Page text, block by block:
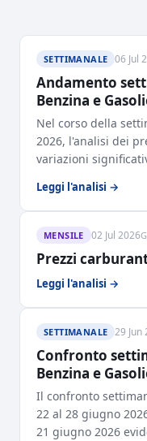
SETTIMANALE 06 Jul
Andamento
Benzina e
Nel corso della
2026, l'analisi dei
variazioni
Leggi l'analisi →
MENSILE 02 Jul 2026
Prezzi
Leggi l'analisi →
SETTIMANALE 29 Jun
Confronto
Benzina e
Il confronto
22 al 28 giugno
21 giugno 2026